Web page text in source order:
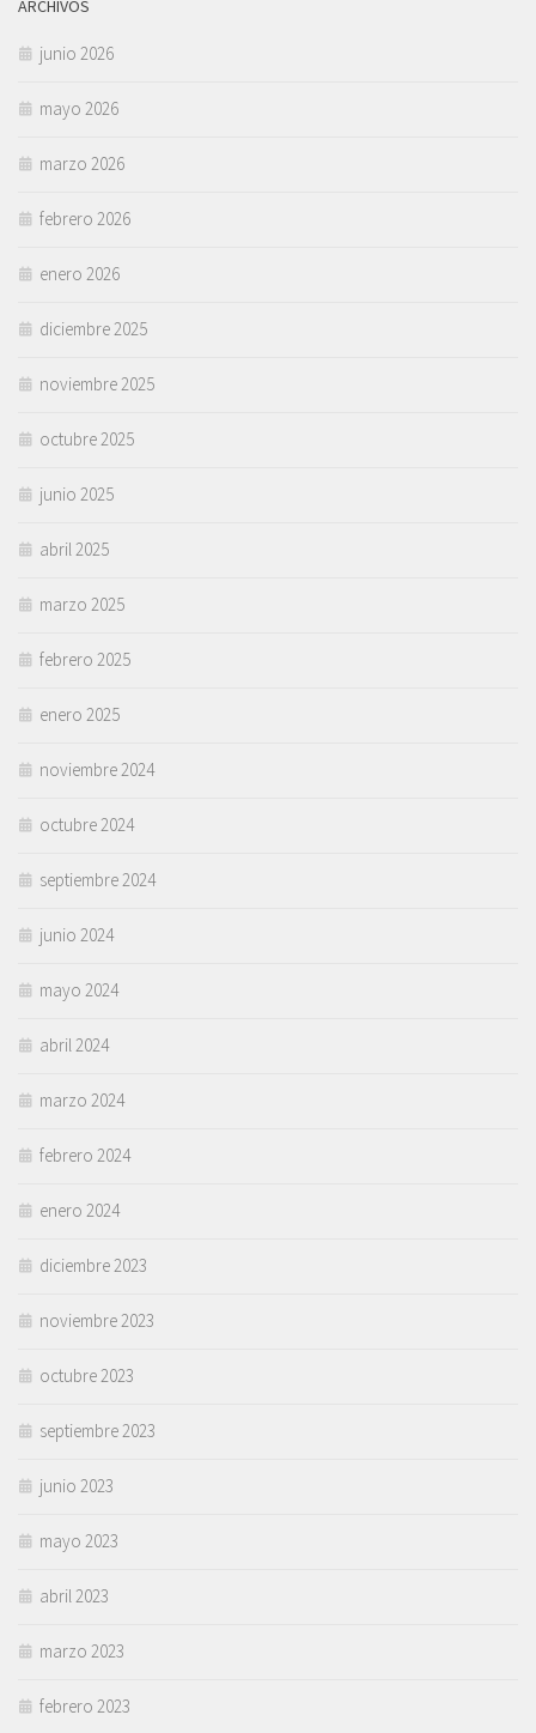
ARCHIVOS
junio 2026
mayo 2026
marzo 2026
febrero 2026
enero 2026
diciembre 2025
noviembre 2025
octubre 2025
junio 2025
abril 2025
marzo 2025
febrero 2025
enero 2025
noviembre 2024
octubre 2024
septiembre 2024
junio 2024
mayo 2024
abril 2024
marzo 2024
febrero 2024
enero 2024
diciembre 2023
noviembre 2023
octubre 2023
septiembre 2023
junio 2023
mayo 2023
abril 2023
marzo 2023
febrero 2023